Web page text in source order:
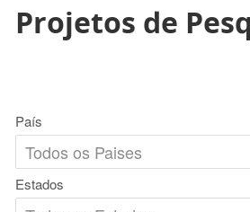
Projetos de
País
Estados